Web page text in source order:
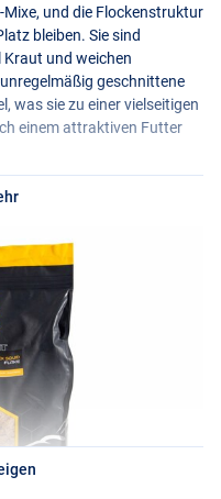
und die Flockenstruktur
bleiben. Sie sind
Kraut und weichen
geschnittene
was sie zu einer vielseitigen
einem attraktiven Futter